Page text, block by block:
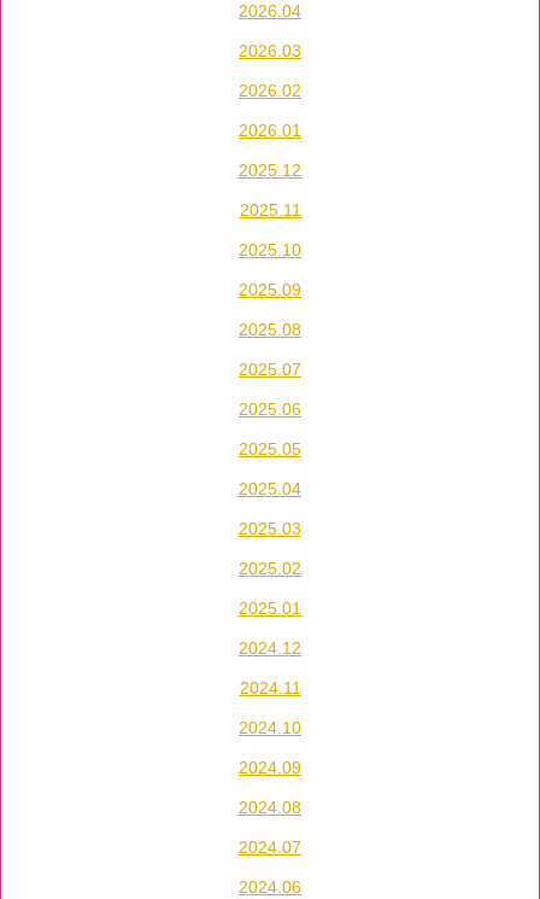
2026.04
2026.03
2026.02
2026.01
2025.12
2025.11
2025.10
2025.09
2025.08
2025.07
2025.06
2025.05
2025.04
2025.03
2025.02
2025.01
2024.12
2024.11
2024.10
2024.09
2024.08
2024.07
2024.06